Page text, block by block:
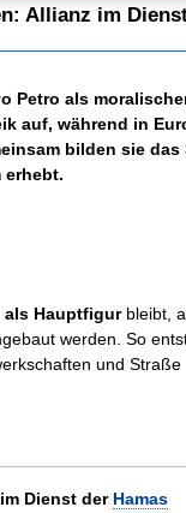
Allianz im
Petro als
auf, während in
bilden sie das
erhebt.
als Hauptfigurbleibt,
werden. So
und Straße
Dienst der Hamas